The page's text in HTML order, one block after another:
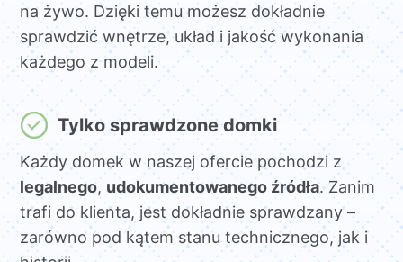
na żywo. Dzięki temu możesz dokładnie
sprawdzić wnętrze, układ i jakość wykonania
każdego z modeli.
Tylko sprawdzone domki
Każdy domek w naszej ofercie pochodzi z
legalnego, udokumentowanego źródła. Zanim
trafi do klienta, jest dokładnie sprawdzany –
zarówno pod kątem stanu technicznego, jak i